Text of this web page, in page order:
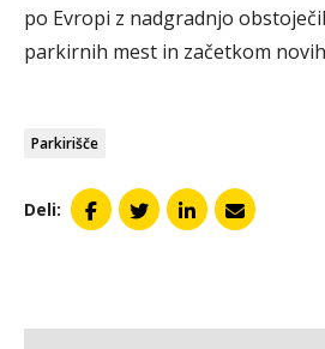
po Evropi z nadgradnjo
parkirnih mest in začetkom
Parkirišče
Deli: